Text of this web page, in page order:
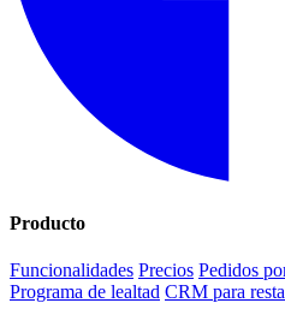
Producto
Funcionalidades Precios Pedidos
Programa de lealtad CRM para